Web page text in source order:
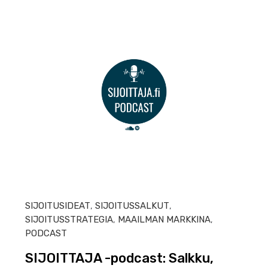
SIJOITUSIDEAT,SIJOITUSSALKUT,
SIJOITUSSTRATEGIA, MAAILMAN MARKKINA,
PODCAST
SIJOITTAJA -podcast: Salkku,